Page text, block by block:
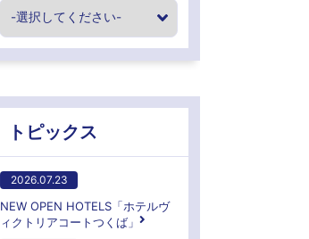
トピックス
2026.07.23
NEW OPEN HOTELS「ホテルヴ
ィクトリアコートつくば」